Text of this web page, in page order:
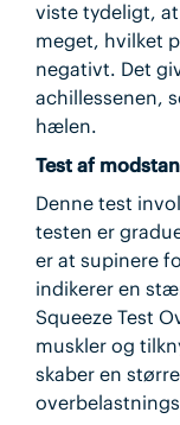
viste tydeligt,
meget, hvilket
negativt. Det
achillessenen,
hælen.
Test af
Denne test
testen er
er at supinere
indikerer en
Squeeze Test
muskler og
skaber en